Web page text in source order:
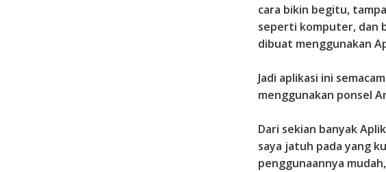
cara bikin begitu,
seperti komputer, dan
dibuat menggunakan
Jadi aplikasi ini
menggunakan ponsel
Dari sekian banyak
saya jatuh pada yang
penggunaannya